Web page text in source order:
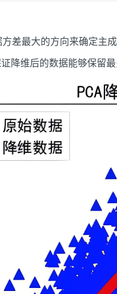
差最大的方向来确定主
降维后的数据能够保留最